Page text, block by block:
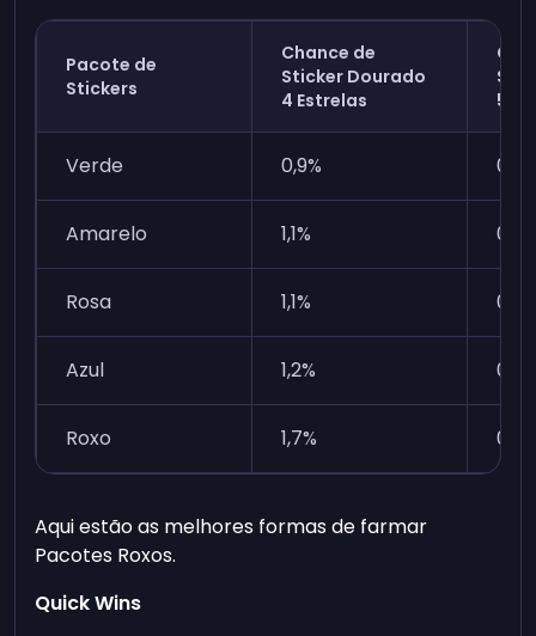
Pacote de
Stickers
Chance de
Sticker Dourado
4 Estrelas
5
Verde 0,9%
Amarelo 1,1%
Rosa 1,1%
Azul 1,2%
Roxo 1,7%
Aqui estão as melhores formas de farmar
Pacotes Roxos.
Quick Wins